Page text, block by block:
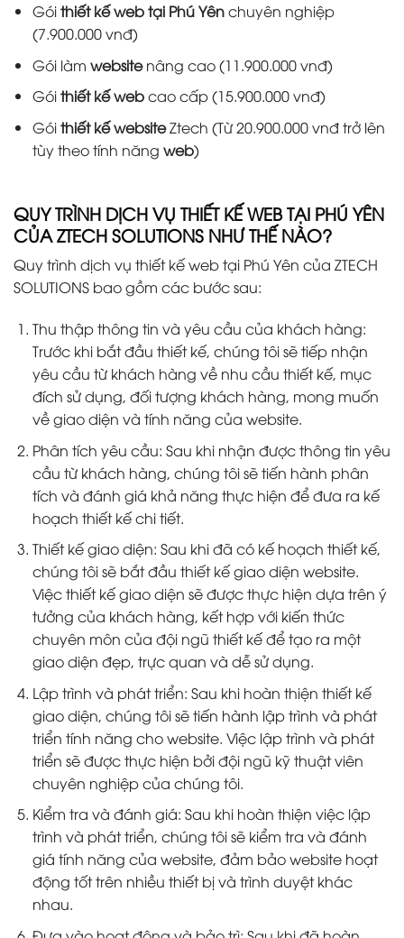
Góithiết kế web tại Phú Yênchuyên nghiệp
(7.900.000 vnđ)
Gói làm websitenâng cao (11.900.000 vnđ)
Góithiết kế webcao cấp (15.900.000 vnđ)
Góithiết kế websiteZtech (Từ 20.900.000 vnđ trở lên
tùy theo tính năng web)
QUY TRÌNH DỊCH VỤ THIẾT KẾ WEB TẠI PHÚ YÊN
CỦA ZTECH SOLUTIONS NHƯ THẾ NÀO?
Quy trình dịch vụ thiết kế web tại Phú Yên của ZTECH
SOLUTIONS bao gồm các bước sau:
Thu thập thông tin và yêu cầu của khách hàng:
Trước khi bắt đầu thiết kế, chúng tôi sẽ tiếp nhận
yêu cầu từ khách hàng về nhu cầu thiết kế, mục
đích sử dụng, đối tượng khách hàng, mong muốn
về giao diện và tính năng của website.
Phân tích yêu cầu: Sau khi nhận được thông tin yêu
cầu từ khách hàng, chúng tôi sẽ tiến hành phân
tích và đánh giá khả năng thực hiện để đưa ra kế
hoạch thiết kế chi tiết.
Thiết kế giao diện: Sau khi đã có kế hoạch thiết kế,
chúng tôi sẽ bắt đầu thiết kế giao diện website.
Việc thiết kế giao diện sẽ được thực hiện dựa trên ý
tưởng của khách hàng, kết hợp với kiến thức
chuyên môn của đội ngũ thiết kế để tạo ra một
giao diện đẹp, trực quan và dễ sử dụng.
Lập trình và phát triển: Sau khi hoàn thiện thiết kế
giao diện, chúng tôi sẽ tiến hành lập trình và phát
triển tính năng cho website. Việc lập trình và phát
triển sẽ được thực hiện bởi đội ngũ kỹ thuật viên
chuyên nghiệp của chúng tôi.
Kiểm tra và đánh giá: Sau khi hoàn thiện việc lập
trình và phát triển, chúng tôi sẽ kiểm tra và đánh
giá tính năng của website, đảm bảo website hoạt
động tốt trên nhiều thiết bị và trình duyệt khác
nhau.